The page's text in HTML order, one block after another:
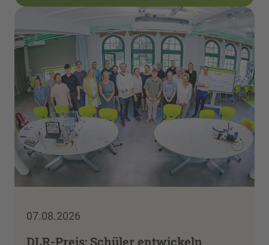
07.08.2026
DLR-Preis: Schüler entwickeln